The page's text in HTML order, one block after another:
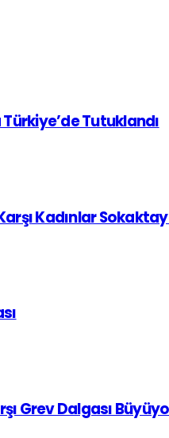
Tutuklandı
Kadınlar
Grev Dalgası